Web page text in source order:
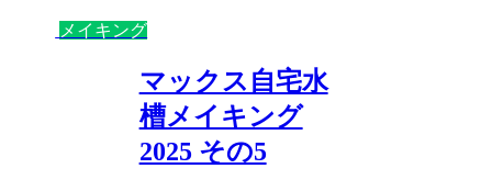
メイキング
マックス自宅水
槽メイキング
2025 その5